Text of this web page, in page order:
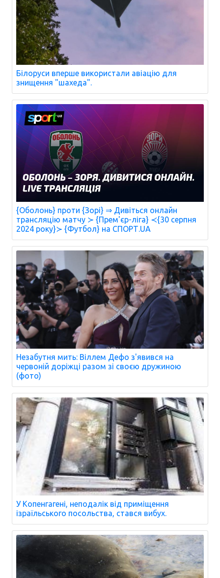
Білоруси вперше використали авіацію для
знищення "шахеда".
{Оболонь} проти {Зорі} ⇒ Дивіться онлайн
трансляцію матчу ≻ {Прем'єр-ліга} ≺{30 серпня
2024 року}≻ {Футбол} на СПОРТ.UA
Незабутня мить: Віллем Дефо з'явився на
червоній доріжці разом зі своєю дружиною
(фото)
У Копенгагені, неподалік від приміщення
ізраїльського посольства, стався вибух.